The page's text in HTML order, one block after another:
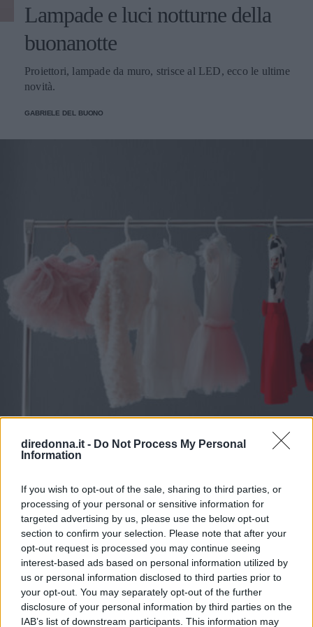
diredonna.it - Do Not Process My Personal
Information
If you wish to opt-out of the sale, sharing to third parties, or
processing of your personal or sensitive information for
targeted advertising by us, please use the below opt-out
section to confirm your selection. Please note that after your
opt-out request is processed you may continue seeing
interest-based ads based on personal information utilized by
us or personal information disclosed to third parties prior to
your opt-out. You may separately opt-out of the further
disclosure of your personal information by third parties on the
IAB’s list of downstream participants. This information may
Lampade e luci notturne della
buonanotte
Proiettori, lampade da muro, strisce al LED, ecco le ultime
novità.
GABRIELE DEL BUONO
MODA
I vestiti da bambina più belli per
il battesimo
I capi più ricercati puntano su tulle e organza, su rosa,
bianco e colori tenui: le proposte dei brand più amati.